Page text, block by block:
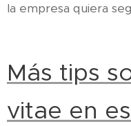
la empresa quiera
Más tips
vitae en